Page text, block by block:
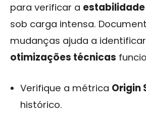
para verificar a
sob carga intensa.
mudanças ajuda a
otimizações técnicas
Verifique a métrica Origin
histórico.